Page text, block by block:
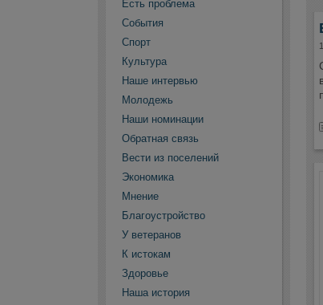
Есть проблема
События
Спорт
Культура
Наше интервью
Молодежь
Наши номинации
Обратная связь
Вести из поселений
Экономика
Мнение
Благоустройство
У ветеранов
К истокам
Здоровье
Наша история